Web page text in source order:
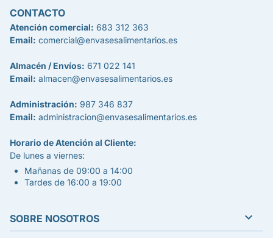
CONTACTO
Atención comercial: 683 312 363
Email: comercial@envasesalimentarios.es
Almacén / Envíos: 671 022 141
Email: almacen@envasesalimentarios.es
Administración: 987 346 837
Email: administracion@envasesalimentarios.es
Horario de Atención al Cliente:
De lunes a viernes:
Mañanas de 09:00 a 14:00
Tardes de 16:00 a 19:00
SOBRE NOSOTROS 